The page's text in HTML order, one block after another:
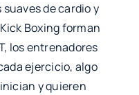
de cardio y
Boxing forman
los entrenadores
ejercicio, algo
y quieren